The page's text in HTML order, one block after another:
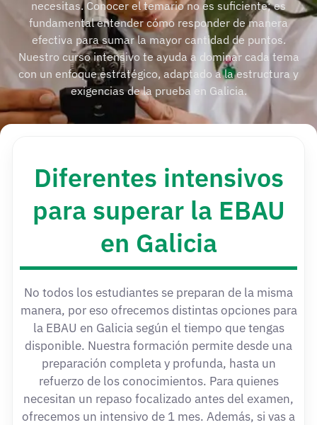
necesitas. Conocer el temario no es suficiente; es
fundamental entender cómo responder de manera
efectiva para sumar la mayor cantidad de puntos.
Nuestro curso intensivo te ayuda a dominar cada tema
con un enfoque estratégico, adaptado a la estructura y
exigencias de la prueba en Galicia.
Diferentes intensivos
para superar la EBAU
en Galicia
No todos los estudiantes se preparan de la misma
manera, por eso ofrecemos distintas opciones para
la EBAU en Galicia según el tiempo que tengas
disponible. Nuestra formación permite desde una
preparación completa y profunda, hasta un
refuerzo de los conocimientos. Para quienes
necesitan un repaso focalizado antes del examen,
ofrecemos un intensivo de 1 mes. Además, si vas a